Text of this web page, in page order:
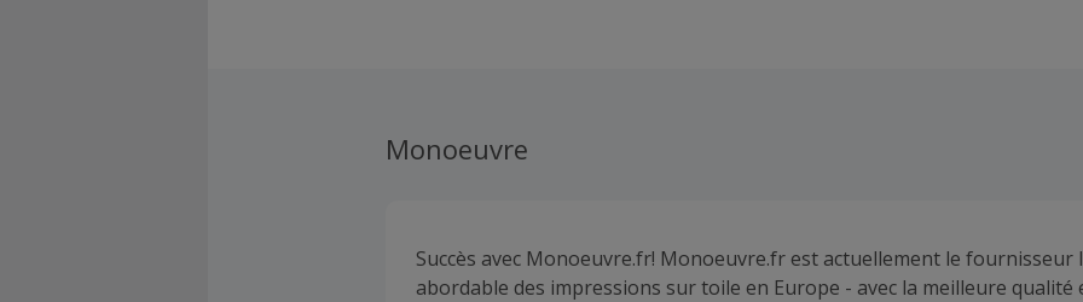
Monoeuvre
Succès avec Monoeuvre.fr! Monoeuvre.fr est actuellement le fournisseur
abordable des impressions sur toile en Europe - avec la meilleure qualité